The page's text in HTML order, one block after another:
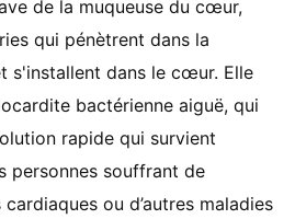
de la muqueuse du cœur,
qui pénètrent dans la
s'installent dans le cœur. Elle
bactérienne aiguë, qui
rapide qui survient
personnes souffrant de
ou d’autres maladies